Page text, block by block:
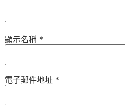
顯示名稱 *
電子郵件地址 *